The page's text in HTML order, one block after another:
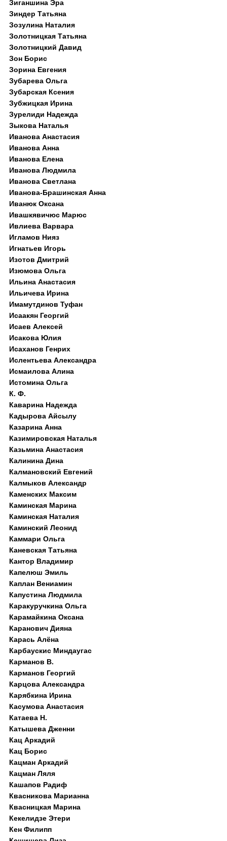
Зиганшина Эра
Зиндер Татьяна
Зозулина Наталия
Золотницкая Татьяна
Золотницкий Давид
Зон Борис
Зорина Евгения
Зубарева Ольга
Зубарская Ксения
Зубжицкая Ирина
Зурелиди Надежда
Зыкова Наталья
Иванова Анастасия
Иванова Анна
Иванова Елена
Иванова Людмила
Иванова Светлана
Иванова-Брашинская Анна
Иванюк Оксана
Ивашкявичюс Марюс
Ивлиева Варвара
Игламов Нияз
Игнатьев Игорь
Изотов Дмитрий
Изюмова Ольга
Ильина Анастасия
Ильичева Ирина
Имамутдинов Туфан
Исаакян Георгий
Исаев Алексей
Исакова Юлия
Исаханов Генрих
Ислентьева Александра
Исмаилова Алина
Истомина Ольга
К. Ф.
Каварина Надежда
Кадырова Айсылу
Казарина Анна
Казимировская Наталья
Казьмина Анастасия
Калинина Дина
Калмановский Евгений
Калмыков Александр
Каменских Максим
Каминская Марина
Каминская Наталия
Каминский Леонид
Каммари Ольга
Каневская Татьяна
Кантор Владимир
Капелюш Эмиль
Каплан Вениамин
Капустина Людмила
Каракуручкина Ольга
Карамайкина Оксана
Каранович Дияна
Карась Алёна
Карбаускис Миндаугас
Карманов В.
Карманов Георгий
Карцова Александра
Карябкина Ирина
Касумова Анастасия
Катаева Н.
Катышева Дженни
Кац Аркадий
Кац Борис
Кацман Аркадий
Кацман Ляля
Кашапов Радиф
Квасникова Марианна
Квасницкая Марина
Кекелидзе Этери
Кен Филипп